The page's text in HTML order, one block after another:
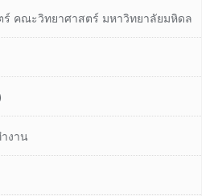
คณะวิทยาศาสตร์ มหาวิทยาลัยมหิดล
งาน